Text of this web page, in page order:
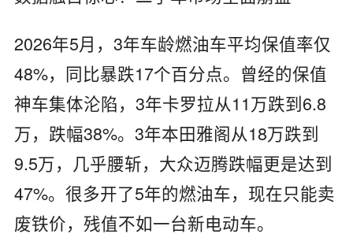
2026年5月，3年车龄燃油车平均保值率仅
48%，同比暴跌17个百分点。曾经的保值
神车集体沦陷，3年卡罗拉从11万跌到6.8
万，跌幅38%。3年本田雅阁从18万跌到
9.5万，几乎腰斩，大众迈腾跌幅更是达到
47%。很多开了5年的燃油车，现在只能卖
废铁价，残值不如一台新电动车。